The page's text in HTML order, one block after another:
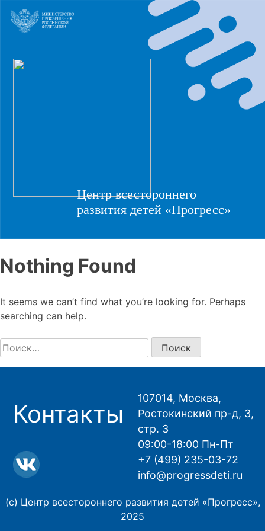
Центр всестороннего
развития детей «Прогресс»
Nothing Found
It seems we can’t find what you’re looking for. Perhaps
searching can help.
Найти:
Контакты
107014, Москва,
Ростокинский пр-д, 3,
стр. 3
09:00-18:00 Пн-Пт
+7 (499) 235-03-72
info@progressdeti.ru
(с) Центр всестороннего развития детей «Прогресс»,
2025